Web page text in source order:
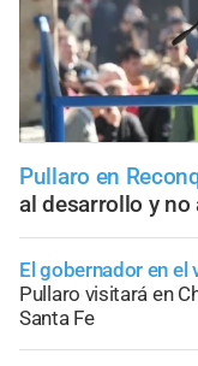
Pullaro en
al desarrollo y no
El gobernador en el
Pullaro visitará en
Santa Fe